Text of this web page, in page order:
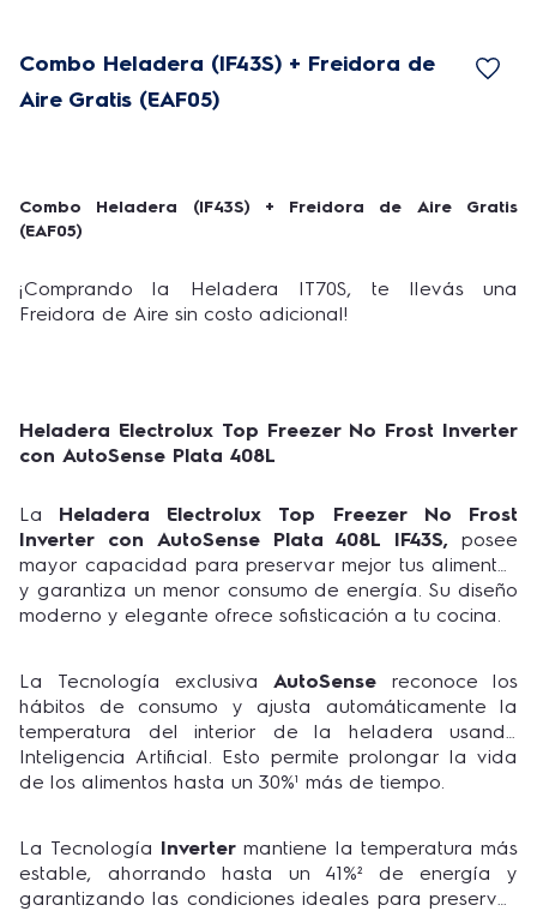
Combo Heladera (IF43S) + Freidora de
Aire Gratis (EAF05)
Combo Heladera (IF43S) + Freidora de Aire Gratis
(EAF05)
¡Comprando la Heladera IT70S, te llevás una
Freidora de Aire sin costo adicional!
Heladera Electrolux Top Freezer No Frost Inverter
con AutoSense Plata 408L
La Heladera Electrolux Top Freezer No Frost
Inverter con AutoSense Plata 408L IF43S, posee
mayor capacidad para preservar mejor tus alimentos
y garantiza un menor consumo de energía. Su diseño
moderno y elegante ofrece sofisticación a tu cocina.
La Tecnología exclusiva AutoSense reconoce los
hábitos de consumo y ajusta automáticamente la
temperatura del interior de la heladera usando
Inteligencia Artificial. Esto permite prolongar la vida
de los alimentos hasta un 30%¹ más de tiempo.
La Tecnología Inverter mantiene la temperatura más
estable, ahorrando hasta un 41%² de energía y
garantizando las condiciones ideales para preservar